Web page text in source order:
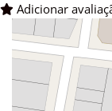
Adicionar